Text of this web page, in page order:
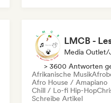
Media Outlet/
> 3600 Antworten
Afrikanische Musik
Afro House / Amapiano
Chill / Lo-fi Hip-Hop
Schreibe Artikel